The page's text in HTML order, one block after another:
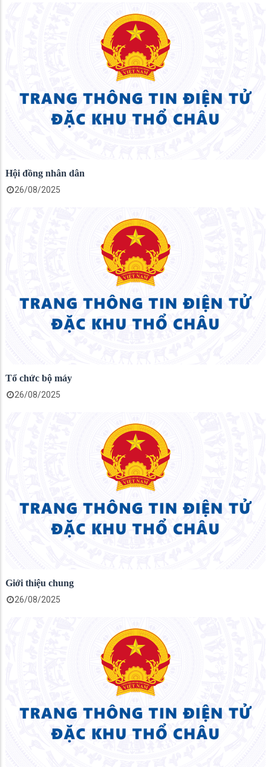
Hội đồng nhân dân
26/08/2025
Tổ chức bộ máy
26/08/2025
Giới thiệu chung
26/08/2025